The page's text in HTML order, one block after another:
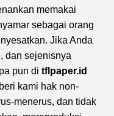
memakai
sebagai orang
Jika Anda
dan sejenisnya
pun di tflpaper.id
kami hak non-
menerus, dan tidak